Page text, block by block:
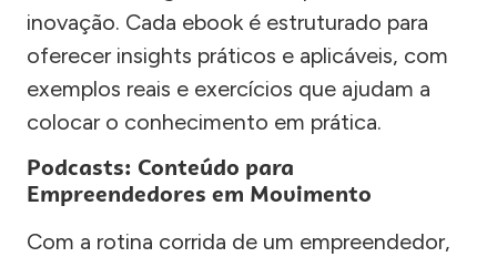
inovação. Cada ebook é estruturado para
oferecer insights práticos e aplicáveis, com
exemplos reais e exercícios que ajudam a
colocar o conhecimento em prática.
Podcasts: Conteúdo para
Empreendedores em Movimento
Com a rotina corrida de um empreendedor,